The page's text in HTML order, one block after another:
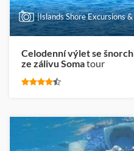
|Islands Shore Excursions
Celodenní výlet se
ze zálivu Somatour